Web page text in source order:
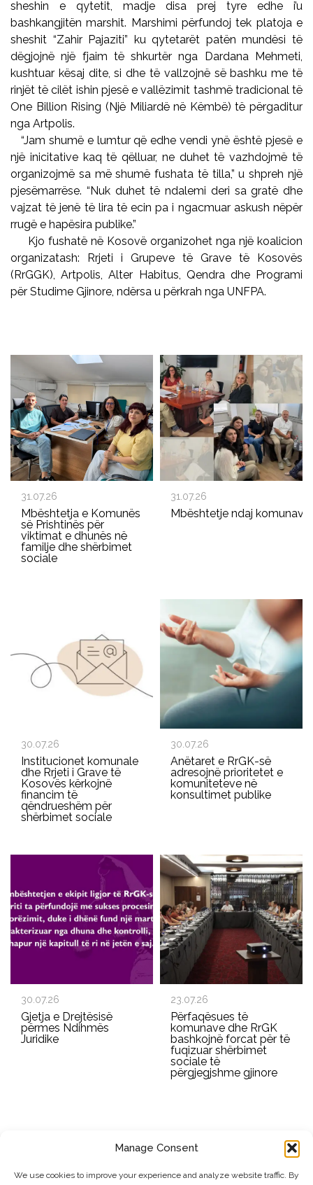
Manage Consent
We use cookies to improve your experience and analyze website traffic. By
sheshin e qytetit, madje disa prej tyre edhe i’u
bashkangjitën marshit. Marshimi përfundoj tek platoja e
sheshit “Zahir Pajaziti” ku qytetarët patën mundësi të
dëgjojnë një fjaim të shkurtër nga Dardana Mehmeti,
kushtuar kësaj dite, si dhe të vallzojnë së bashku me të
rinjët të cilët ishin pjesë e vallëzimit tashmë tradicional të
One Billion Rising (Një Miliardë në Këmbë) të përgaditur
nga Artpolis.
“Jam shumë e lumtur që edhe vendi ynë është pjesë e
një inicitative kaq të qëlluar, ne duhet të vazhdojmë të
organizojmë sa më shumë fushata të tilla,” u shpreh një
pjesëmarrëse. “Nuk duhet të ndalemi deri sa gratë dhe
vajzat të jenë të lira të ecin pa i ngacmuar askush nëpër
rrugë e hapësira publike.”
Kjo fushatë në Kosovë organizohet nga një koalicion
organizatash: Rrjeti i Grupeve të Grave të Kosovës
(RrGGK), Artpolis, Alter Habitus, Qendra dhe Programi
për Studime Gjinore, ndërsa u përkrah nga UNFPA.
31.07.26
Mbështetja e Komunës
së Prishtinës për
viktimat e dhunës në
familje dhe shërbimet
sociale
31.07.26
Mbështetje ndaj
30.07.26
Institucionet komunale
dhe Rrjeti i Grave të
Kosovës kërkojnë
financim të
qëndrueshëm për
shërbimet sociale
30.07.26
Anëtaret e RrGK-së
adresojnë prioritetet e
komuniteteve në
konsultimet publike
30.07.26
Gjetja e Drejtësisë
përmes Ndihmës
Juridike
23.07.26
Përfaqësues të
komunave dhe RrGK
bashkojnë forcat për të
fuqizuar shërbimet
sociale të
përgjegjshme gjinore